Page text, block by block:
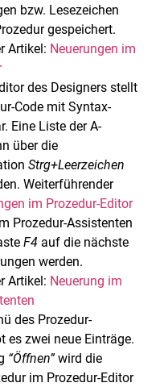
bzw. Lesezeichen
gespeichert.
Artikel: Neuerungen im
des Designers stellt
Code mit Syntax-
Eine Liste der A-
über die
Strg+Leerzeichen
Weiterführender
im Prozedur-Editor
Prozedur-Assistenten
F4 auf die nächste
werden.
Artikel: Neuerung im
des Prozedur-
es zwei neue Einträge.
“Öffnen”wird die
im Prozedur-Editor